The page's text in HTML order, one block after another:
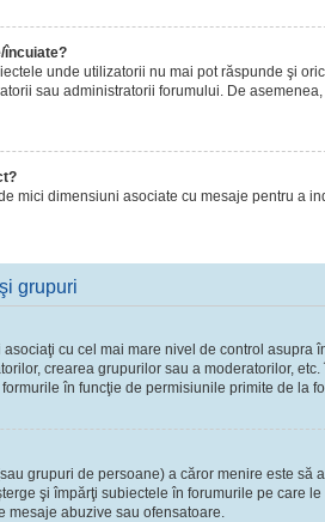
încuiate?
unde utilizatorii nu mai pot răspunde şi
sau administratorii forumului. De
mici dimensiuni asociate cu mesaje pentru a
grupuri
cu cel mai mare nivel de control
crearea grupurilor sau a moderatorilor,
în funcţie de permisiunile primite de la
grupuri de persoane) a căror menire este
şi împărţi subiectele în forumurile pe care
mesaje abuzive sau ofensatoare.